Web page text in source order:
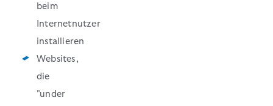
beim
Internetnutzer
installieren
Websites,
die
"under